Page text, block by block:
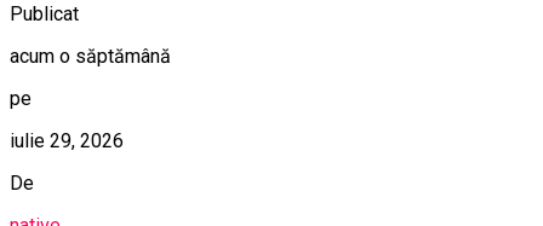
Publicat
acum o săptămână
pe
iulie 29, 2026
De